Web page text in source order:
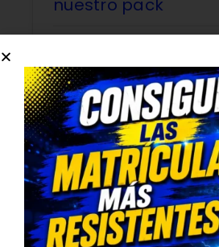
limpiador textil y limpia
Limpia los cristalesde
nuestro limpia cristales.
TRUSTED SHOPS REVIEWS